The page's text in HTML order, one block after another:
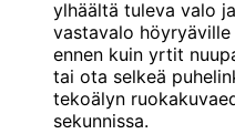
ylhäältä tuleva valo
vastavalo
ennen kuin yrtit
tai ota selkeä
tekoälyn
sekunnissa.